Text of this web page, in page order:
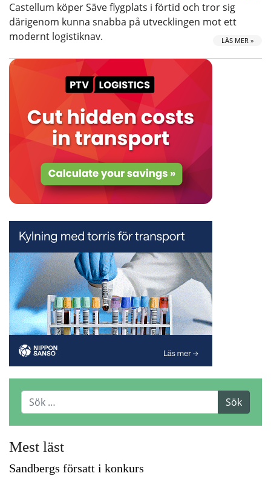
Castellum köper Säve flygplats i förtid och tror sig
därigenom kunna snabba på utvecklingen mot ett
modernt logistiknav.
LÄS MER »
Mest läst
Sandbergs försatt i konkurs